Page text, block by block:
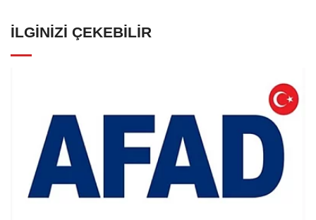
İLGINIZI ÇEKEBILIR